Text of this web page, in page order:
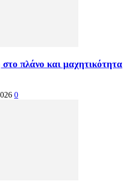
πλάνο και μαχητικότητα
0